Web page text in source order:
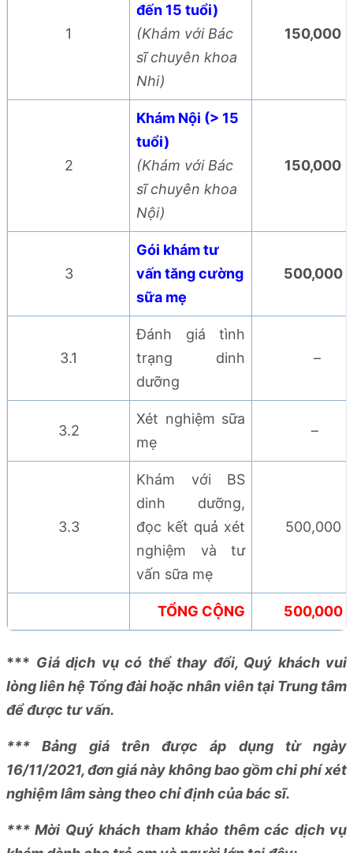
1
đến 15 tuổi)
(Khám với Bác
sĩ chuyên khoa
Nhi)
150,000
2
Khám Nội (> 15
tuổi)
(Khám với Bác
sĩ chuyên khoa
Nội)
150,000
3
Gói khám tư
vấn tăng cường
sữa mẹ
500,000
3.1
Đánh giá tình
trạng dinh
dưỡng
–
3.2
Xét nghiệm sữa
mẹ
–
3.3
Khám với BS
dinh dưỡng,
đọc kết quả xét
nghiệm và tư
vấn sữa mẹ
500,000
TỔNG CỘNG 500,000
*** Giá dịch vụ có thể thay đổi, Quý khách vui
lòng liên hệ Tổng đài hoặc nhân viên tại Trung tâm
để được tư vấn.
*** Bảng giá trên được áp dụng từ ngày
16/11/2021, đơn giá này không bao gồm chi phí xét
nghiệm lâm sàng theo chỉ định của bác sĩ.
*** Mời Quý khách tham khảo thêm các dịch vụ